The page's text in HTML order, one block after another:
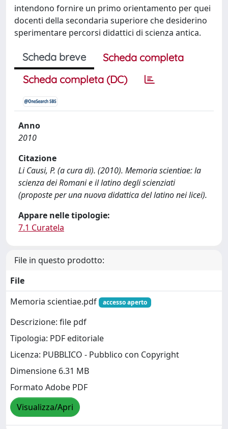
intendono fornire un primo orientamento per quei
docenti della secondaria superiore che desiderino
sperimentare percorsi didattici di scienza antica.
Scheda breve
Scheda completa
Scheda completa (DC)
Anno
2010
Citazione
Li Causi, P. (a cura di). (2010). Memoria scientiae: la
scienza dei Romani e il latino degli scienziati
(proposte per una nuova didattica del latino nei licei).
Appare nelle tipologie:
7.1 Curatela
File in questo prodotto:
File
Memoria scientiae.pdf
accesso aperto
Descrizione: file pdf
Tipologia: PDF editoriale
Licenza: PUBBLICO - Pubblico con Copyright
Dimensione 6.31 MB
Formato Adobe PDF
Visualizza/Apri